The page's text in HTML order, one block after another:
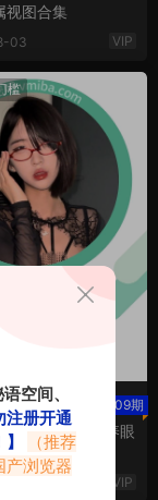
视图合集
03 VIP
槛
岛遇 09期
员专属系列等养眼
03 VIP
空间、
注册开通
（推荐
产浏览器